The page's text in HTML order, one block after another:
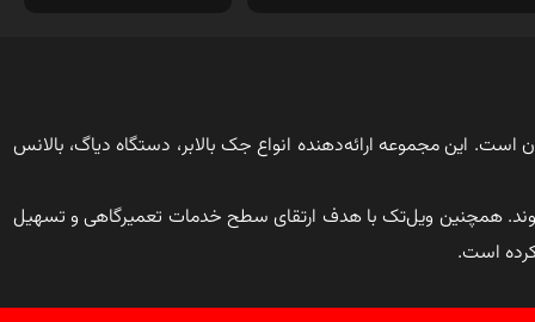
است. این مجموعه ارائه‌دهنده انواع جک بالابر، دستگاه دیاگ، بالانس
همچنین ویل‌تک با هدف ارتقای سطح خدمات تعمیرگاهی و تسهیل
است.